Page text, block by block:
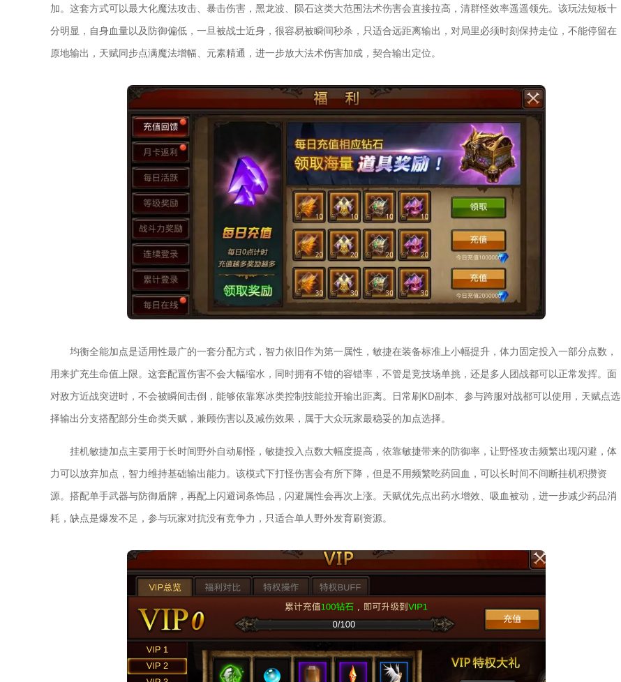
加。这套方式可以最大化魔法攻击、暴击伤害，黑龙波、陨石这类大范围法术伤害会直接拉高，清群怪效率遥遥领先。该玩法短板十
分明显，自身血量以及防御偏低，一旦被战士近身，很容易被瞬间秒杀，只适合远距离输出，对局里必须时刻保持走位，不能停留在
原地输出，天赋同步点满魔法增幅、元素精通，进一步放大法术伤害加成，契合输出定位。
均衡全能加点是适用性最广的一套分配方式，智力依旧作为第一属性，敏捷在装备标准上小幅提升，体力固定投入一部分点数，
用来扩充生命值上限。这套配置伤害不会大幅缩水，同时拥有不错的容错率，不管是竞技场单挑，还是多人团战都可以正常发挥。面
对敌方近战突进时，不会被瞬间击倒，能够依靠寒冰类控制技能拉开输出距离。日常刷KD副本、参与跨服对战都可以使用，天赋点选
择输出分支搭配部分生命类天赋，兼顾伤害以及减伤效果，属于大众玩家最稳妥的加点选择。
挂机敏捷加点主要用于长时间野外自动刷怪，敏捷投入点数大幅度提高，依靠敏捷带来的防御率，让野怪攻击频繁出现闪避，体
力可以放弃加点，智力维持基础输出能力。该模式下打怪伤害会有所下降，但是不用频繁吃药回血，可以长时间不间断挂机积攒资
源。搭配单手武器与防御盾牌，再配上闪避词条饰品，闪避属性会再次上涨。天赋优先点出药水增效、吸血被动，进一步减少药品消
耗，缺点是爆发不足，参与玩家对抗没有竞争力，只适合单人野外发育刷资源。